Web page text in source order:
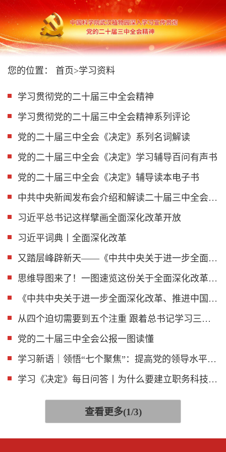
您的位置： 首页>学习资料
学习贯彻党的二十届三中全会精神
学习贯彻党的二十届三中全会精神系列评论
党的二十届三中全会《决定》系列名词解读
党的二十届三中全会《决定》学习辅导百问有声书
党的二十届三中全会《决定》辅导读本电子书
中共中央新闻发布会介绍和解读二十届三中全会精神
习近平总书记这样擘画全面深化改革开放
习近平词典丨全面深化改革
又踏层峰辟新天——《中共中央关于进一步全面深化改革、推进中国式现代化的决定》诞生记
思维导图来了！一图速览这份关于全面深化改革的重磅报告
《中共中央关于进一步全面深化改革、推进中国式现代化的决定》一图读懂
从四个迫切需要到五个注重 跟着总书记学习三中全会决定
党的二十届三中全会公报一图读懂
学习新语｜领悟“七个聚焦”：提高党的领导水平和长期执政能力
学习《决定》每日问答丨为什么要建立职务科技成果资产单列管理制度
查看更多(1/3)